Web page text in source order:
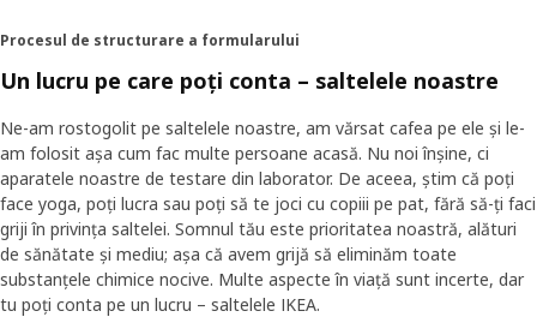
Procesul de structurare a formularului
Un lucru pe care poți conta – saltelele noastre
Ne-am rostogolit pe saltelele noastre, am vărsat cafea pe ele și le-
am folosit așa cum fac multe persoane acasă. Nu noi înșine, ci
aparatele noastre de testare din laborator. De aceea, știm că poți
face yoga, poți lucra sau poți să te joci cu copiii pe pat, fără să-ți faci
griji în privința saltelei. Somnul tău este prioritatea noastră, alături
de sănătate și mediu; așa că avem grijă să eliminăm toate
substanțele chimice nocive. Multe aspecte în viață sunt incerte, dar
tu poți conta pe un lucru – saltelele IKEA.